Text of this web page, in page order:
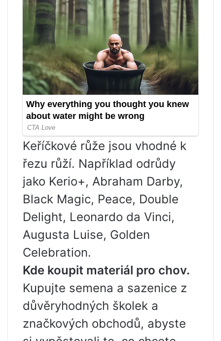
Keříčkové růže jsou vhodné k
řezu růží. Například odrůdy
jako Kerio+, Abraham Darby,
Black Magic, Peace, Double
Delight, Leonardo da Vinci,
Augusta Luise, Golden
Celebration.
Kde koupit materiál pro chov.
Kupujte semena a sazenice z
důvěryhodných školek a
značkových obchodů, abyste